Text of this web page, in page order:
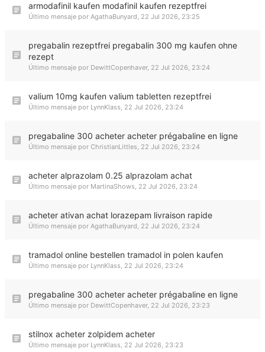
armodafinil kaufen modafinil kaufen rezeptfrei
Último mensaje por AgathaBunyard, 22 Jul 2026, 23:25
pregabalin rezeptfrei pregabalin 300 mg kaufen ohne
rezept
Último mensaje por DewittCopenhaver, 22 Jul 2026, 23:24
valium 10mg kaufen valium tabletten rezeptfrei
Último mensaje por LynnKlass, 22 Jul 2026, 23:24
pregabaline 300 acheter acheter prégabaline en ligne
Último mensaje por ChristianLittles, 22 Jul 2026, 23:24
acheter alprazolam 0.25 alprazolam achat
Último mensaje por MartinaShows, 22 Jul 2026, 23:24
acheter ativan achat lorazepam livraison rapide
Último mensaje por AgathaBunyard, 22 Jul 2026, 23:24
tramadol online bestellen tramadol in polen kaufen
Último mensaje por LynnKlass, 22 Jul 2026, 23:24
pregabaline 300 acheter acheter prégabaline en ligne
Último mensaje por DewittCopenhaver, 22 Jul 2026, 23:23
stilnox acheter zolpidem acheter
Último mensaje por LynnKlass, 22 Jul 2026, 23:23